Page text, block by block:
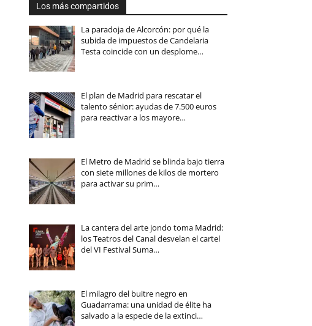
Los más compartidos
La paradoja de Alcorcón: por qué la
subida de impuestos de Candelaria
Testa coincide con un desplome…
El plan de Madrid para rescatar el
talento sénior: ayudas de 7.500 euros
para reactivar a los mayore…
El Metro de Madrid se blinda bajo tierra
con siete millones de kilos de mortero
para activar su prim…
La cantera del arte jondo toma Madrid:
los Teatros del Canal desvelan el cartel
del VI Festival Suma…
El milagro del buitre negro en
Guadarrama: una unidad de élite ha
salvado a la especie de la extinci…